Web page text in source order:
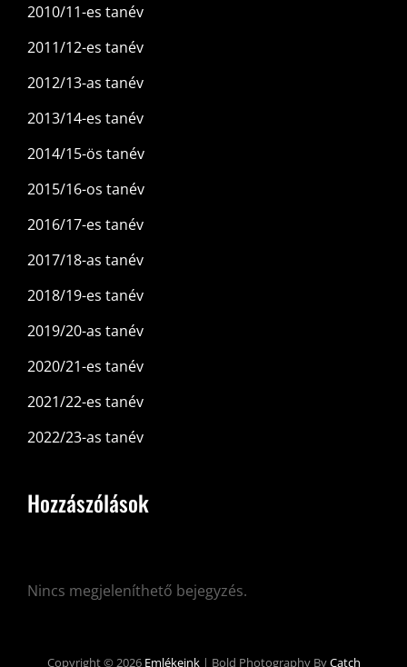
2010/11-es tanév
2011/12-es tanév
2012/13-as tanév
2013/14-es tanév
2014/15-ös tanév
2015/16-os tanév
2016/17-es tanév
2017/18-as tanév
2018/19-es tanév
2019/20-as tanév
2020/21-es tanév
2021/22-es tanév
2022/23-as tanév
Hozzászólások
Nincs megjeleníthető bejegyzés.
Copyright © 2026 Emlékeink | Bold Photography ByCatch